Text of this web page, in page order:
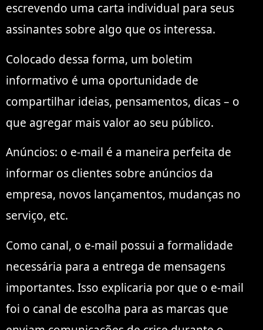
escrevendo uma carta individual para seus
assinantes sobre algo que os interessa.
Colocado dessa forma, um boletim
informativo é uma oportunidade de
compartilhar ideias, pensamentos, dicas – o
que agregar mais valor ao seu público.
Anúncios: o e-mail é a maneira perfeita de
informar os clientes sobre anúncios da
empresa, novos lançamentos, mudanças no
serviço, etc.
Como canal, o e-mail possui a formalidade
necessária para a entrega de mensagens
importantes. Isso explicaria por que o e-mail
foi o canal de escolha para as marcas que